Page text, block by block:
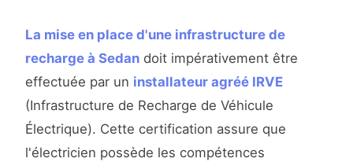
La mise en place d'une infrastructure de
recharge à Sedan doit impérativement être
effectuée par un installateur agréé IRVE
(Infrastructure de Recharge de Véhicule
Électrique). Cette certification assure que
l'électricien possède les compétences